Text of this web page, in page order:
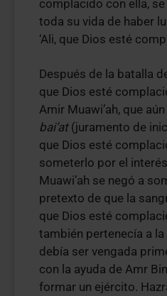
complacido con ella,
toda su vida de haber
‘Ali, que Dios esté
Después de la batalla
que Dios esté
Amir Muawi’ah, que
bai’at(juramento de
que Dios esté
someterlo por el
Muawi’ah se negó a
pretexto de que la
que Dios esté
también pertenecía a
debía ser vengada
con la ayuda de Amr
formar un ejército.